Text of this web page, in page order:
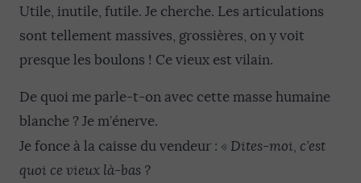
Utile, inutile, futile. Je cherche. Les articulations
sont tellement massives, grossières, on y voit
presque les boulons ! Ce vieux est vilain.
De quoi me parle-t-on avec cette masse humaine
blanche ? Je m’énerve.
Je fonce à la caisse du vendeur : « Dites-moi, c’est
quoi ce vieux là-bas ?